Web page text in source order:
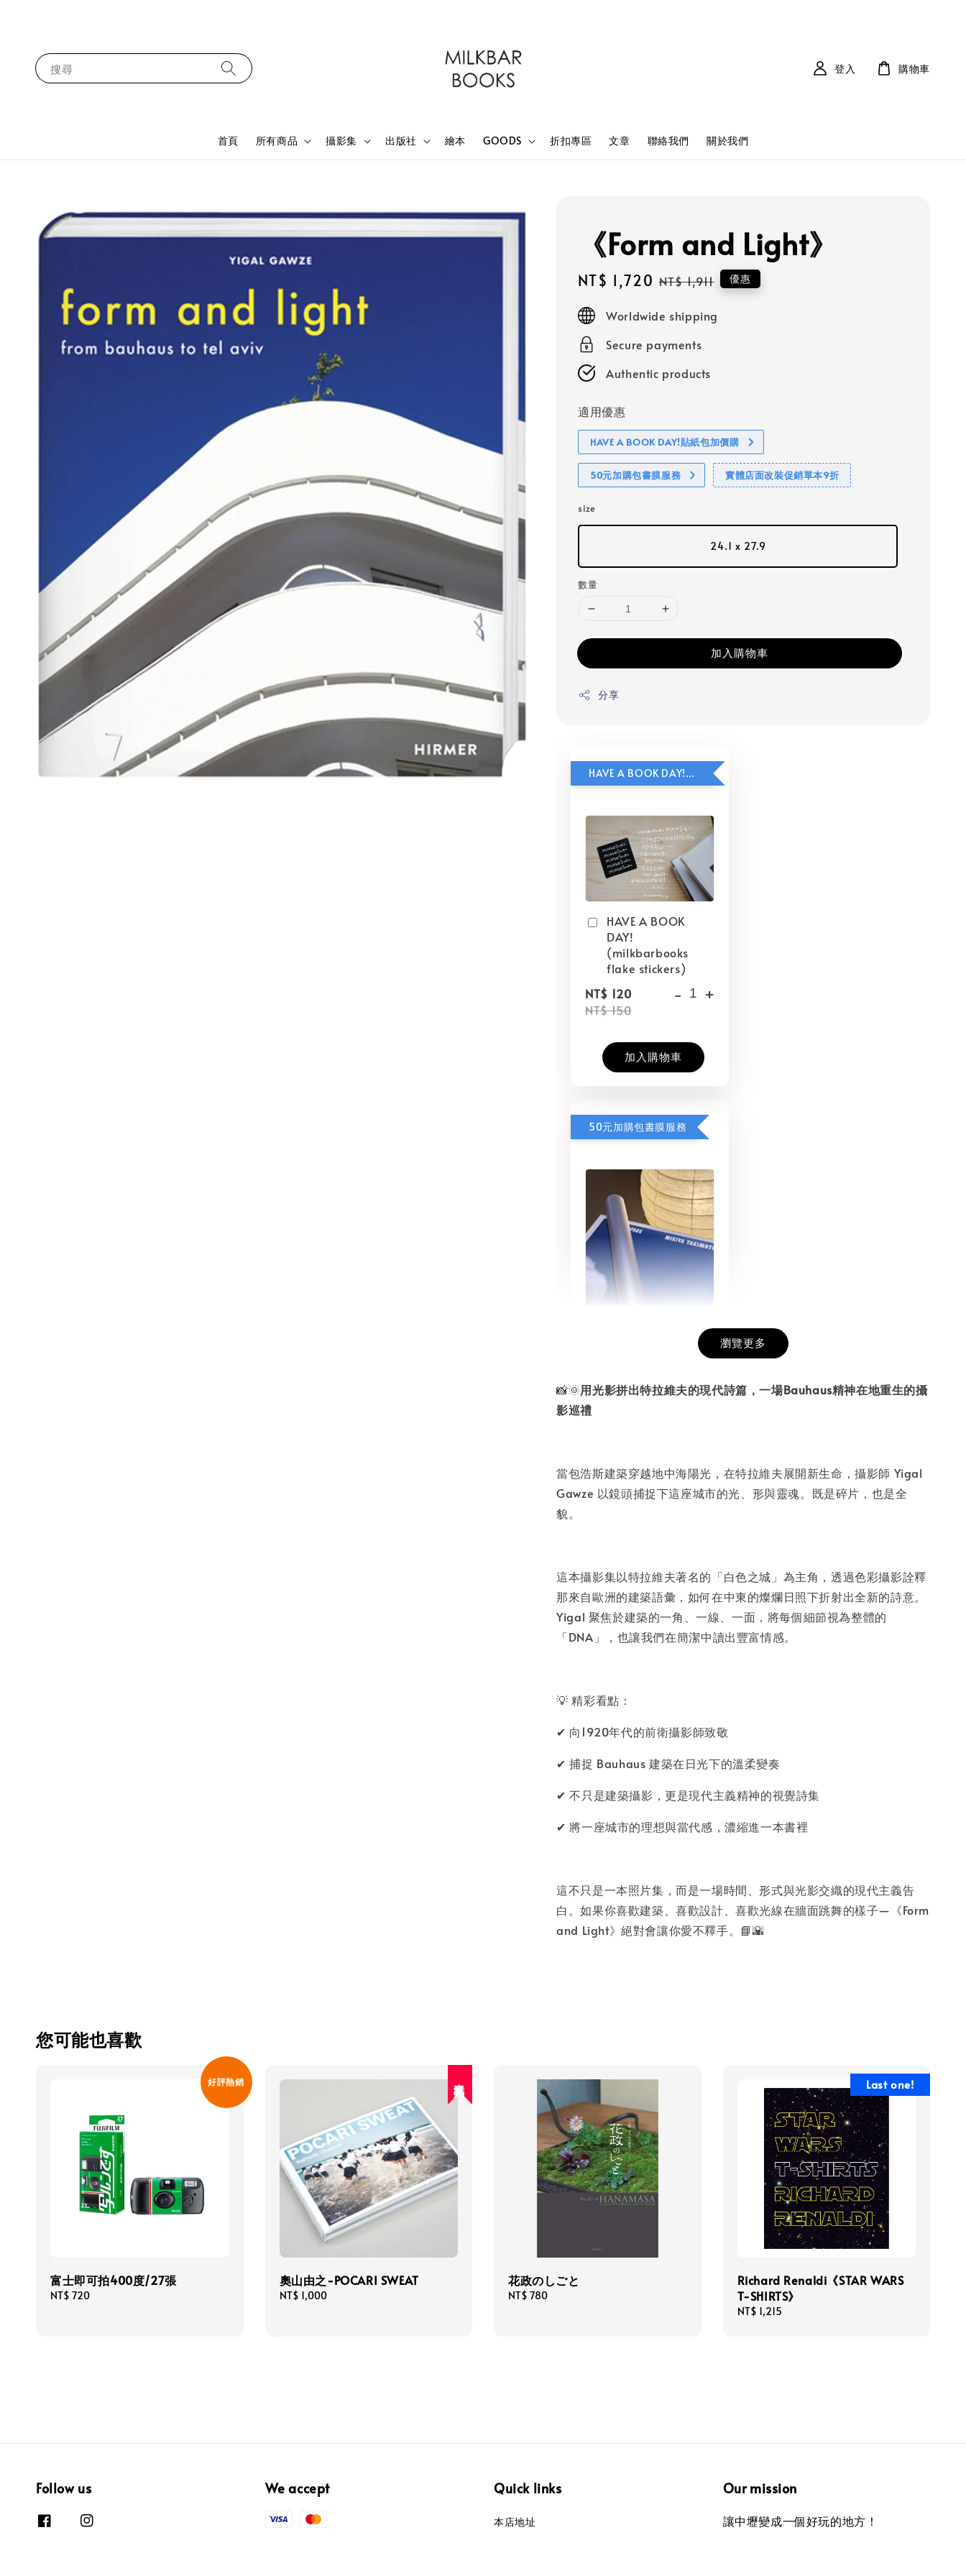
搜尋
首頁 所有商品 攝影集 出版社 繪本 GOODS 折扣專區 文章 聯絡我們 關於我們
登入 購物車
《Form and Light》
Sale
price
NT$ 1,720 Regular
NT$ 1,911 優惠
Worldwide shipping
Secure payments
Authentic products
適用優惠
HAVE A BOOK DAY!貼紙包加價購
50元加購包書膜服務 實體店面改裝促銷單本9折
size
24.1 x 27.9
數量
加入購物車
分享
HAVE A BOOK DAY!貼紙包加價購
HAVE A BOOK
DAY!
(milkbarbooks
flake stickers)
NT$ 120
NT$ 150
- +
加入購物車
50元加購包書膜服務
NT$ 50
NT$ 100
- +
瀏覽更多
📸🌞用光影拼出特拉維夫的現代詩篇，一場Bauhaus精神在地重生的攝
影巡禮
當包浩斯建築穿越地中海陽光，在特拉維夫展開新生命，攝影師 Yigal
Gawze 以鏡頭捕捉下這座城市的光、形與靈魂。既是碎片，也是全
貌。
這本攝影集以特拉維夫著名的「白色之城」為主角，透過色彩攝影詮釋
那來自歐洲的建築語彙，如何在中東的燦爛日照下折射出全新的詩意。
Yigal 聚焦於建築的一角、一線、一面，將每個細節視為整體的
「DNA」，也讓我們在簡潔中讀出豐富情感。
💡 精彩看點：
✔ 向1920年代的前衛攝影師致敬
✔ 捕捉 Bauhaus 建築在日光下的溫柔變奏
✔ 不只是建築攝影，更是現代主義精神的視覺詩集
✔ 將一座城市的理想與當代感，濃縮進一本書裡
這不只是一本照片集，而是一場時間、形式與光影交織的現代主義告
白。如果你喜歡建築、喜歡設計、喜歡光線在牆面跳舞的樣子—《Form
and Light》絕對會讓你愛不釋手。📘🌇
您可能也喜歡
好評熱銷
富士即可拍400度/27張
Regular
NT$ 720
奧山由之-POCARI SWEAT
Regular
NT$ 1,000
花政のしごと
Regular
NT$ 780
Last one!
Richard Renaldi《STAR WARS
T-SHIRTS》
Regular
NT$ 1,215
Follow us We accept Quick links
本店地址
Our mission
讓中壢變成一個好玩的地方！